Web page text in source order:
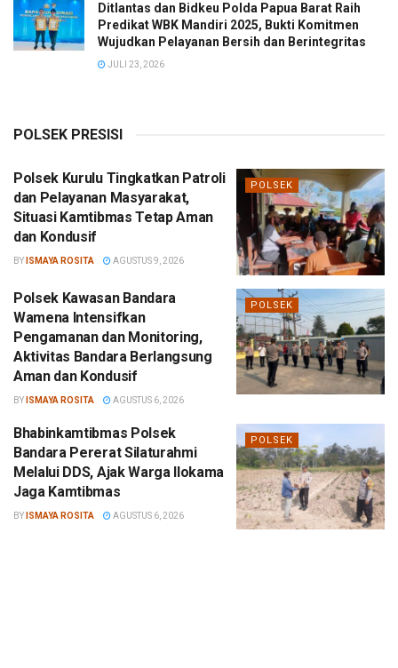
Ditlantas dan Bidkeu Polda Papua Barat Raih
Predikat WBK Mandiri 2025, Bukti Komitmen
Wujudkan Pelayanan Bersih dan Berintegritas
JULI 23, 2026
POLSEK PRESISI
POLSEK
Polsek Kurulu Tingkatkan Patroli
dan Pelayanan Masyarakat,
Situasi Kamtibmas Tetap Aman
dan Kondusif
BY ISMAYA ROSITA AGUSTUS 9, 2026
POLSEK
Polsek Kawasan Bandara
Wamena Intensifkan
Pengamanan dan Monitoring,
Aktivitas Bandara Berlangsung
Aman dan Kondusif
BY ISMAYA ROSITA AGUSTUS 6, 2026
POLSEK
Bhabinkamtibmas Polsek
Bandara Pererat Silaturahmi
Melalui DDS, Ajak Warga Ilokama
Jaga Kamtibmas
BY ISMAYA ROSITA AGUSTUS 6, 2026